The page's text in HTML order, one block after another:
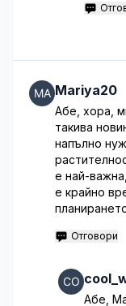
Mariya20
Абе, хора,
такива
напълно
е най-
е крайно
Отговори
Абе,